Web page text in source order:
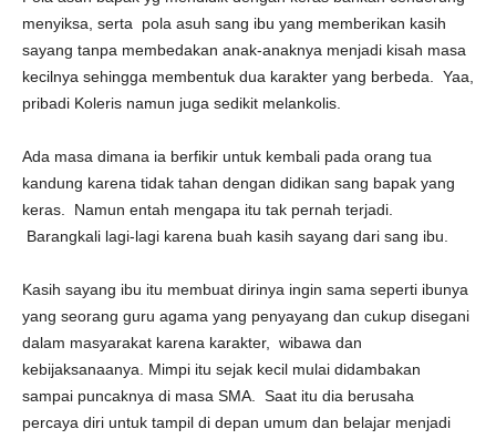
menyiksa, serta pola asuh sang ibu yang memberikan kasih
sayang tanpa membedakan anak-anaknya menjadi kisah masa
kecilnya sehingga membentuk dua karakter yang berbeda. Yaa,
pribadi Koleris namun juga sedikit melankolis.
Ada masa dimana ia berfikir untuk kembali pada orang tua
kandung karena tidak tahan dengan didikan sang bapak yang
keras. Namun entah mengapa itu tak pernah terjadi.
Barangkali lagi-lagi karena buah kasih sayang dari sang ibu.
Kasih sayang ibu itu membuat dirinya ingin sama seperti ibunya
yang seorang guru agama yang penyayang dan cukup disegani
dalam masyarakat karena karakter, wibawa dan
kebijaksanaanya. Mimpi itu sejak kecil mulai didambakan
sampai puncaknya di masa SMA. Saat itu dia berusaha
percaya diri untuk tampil di depan umum dan belajar menjadi